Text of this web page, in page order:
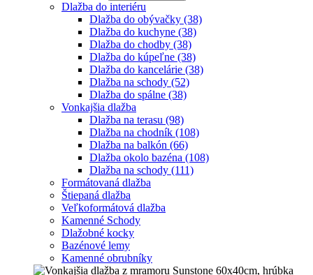
Dlažba do interiéru
Dlažba do obývačky (38)
Dlažba do kuchyne (38)
Dlažba do chodby (38)
Dlažba do kúpeľne (38)
Dlažba do kancelárie (38)
Dlažba na schody (52)
Dlažba do spálne (38)
Vonkajšia dlažba
Dlažba na terasu (98)
Dlažba na chodník (108)
Dlažba na balkón (66)
Dlažba okolo bazéna (108)
Dlažba na schody (111)
Formátovaná dlažba
Štiepaná dlažba
Veľkoformátová dlažba
Kamenné Schody
Dlažobné kocky
Bazénové lemy
Kamenné obrubníky